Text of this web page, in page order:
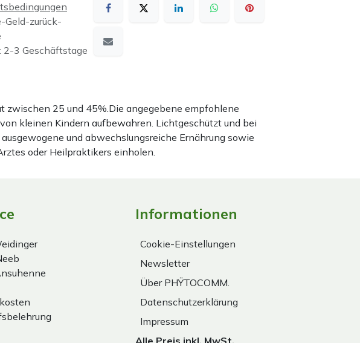
Geld-zurück-
2-3 Geschäftstage
zwischen 25 und 45%.Die angegebene empfohlene
kleinen Kindern aufbewahren. Lichtgeschützt und bei
und abwechslungsreiche Ernährung sowie
oder Heilpraktikers einholen.
Informationen
Cookie-Einstellungen
Newsletter
Über PHŸTOCOMM.
Datenschutzerklärung
Impressum